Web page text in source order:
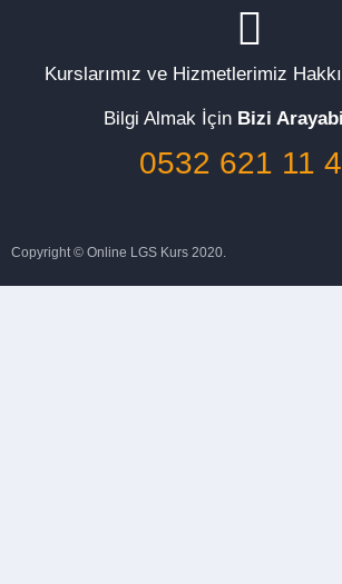
Kurslarımız ve Hizmetlerimiz
Bilgi Almak İçin Bizi
0532 621 11
Copyright © Online LGS Kurs 2020.